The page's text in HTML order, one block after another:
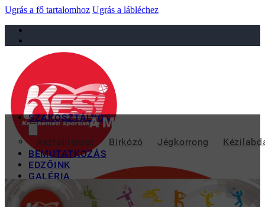
Ugrás a fő tartalomhoz Ugrás a lábléchez
sportiskola@juniorsportkft.hu
SZAKOSZTÁLYOK
Asztalitenisz Birkózó Jégkorrong
BEMUTATKOZÁS
EDZŐINK
GALÉRIA
TAO
KAPCSOLAT
A MERCEDES-BENZ